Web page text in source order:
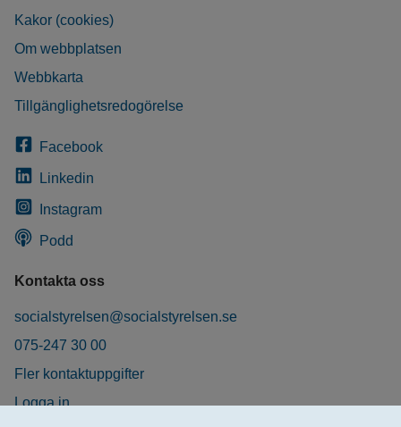
Kakor (cookies)
Om webbplatsen
Webbkarta
Tillgänglighetsredogörelse
Facebook
Linkedin
Instagram
Podd
Kontakta oss
socialstyrelsen@socialstyrelsen.se
075-247 30 00
Fler kontaktuppgifter
Logga in